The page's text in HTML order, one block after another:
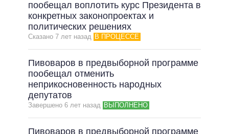
пообещал воплотить курс Президента в
конкретных законопроектах и
политических решениях
Сказано 7 лет назад В ПРОЦЕССЕ
Пивоваров в предвыборной программе
пообещал отменить
неприкосновенность народных
депутатов
Завершено 6 лет назад ВЫПОЛНЕНО
Пивоваров в предвыборной программе